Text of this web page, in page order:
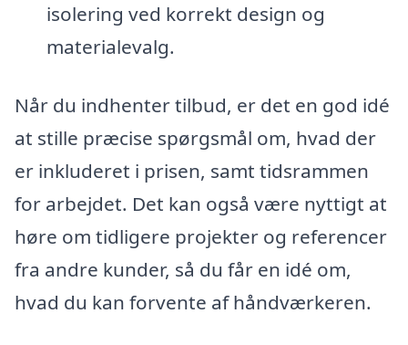
isolering ved korrekt design og
materialevalg.
Når du indhenter tilbud, er det en god idé
at stille præcise spørgsmål om, hvad der
er inkluderet i prisen, samt tidsrammen
for arbejdet. Det kan også være nyttigt at
høre om tidligere projekter og referencer
fra andre kunder, så du får en idé om,
hvad du kan forvente af håndværkeren.